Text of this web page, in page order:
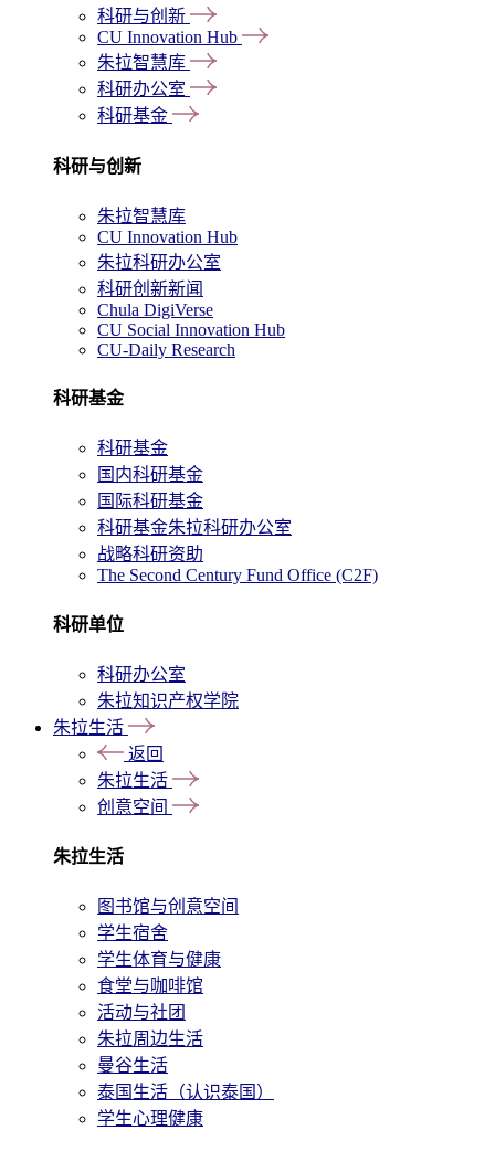
科研与创新
CU Innovation Hub
朱拉智慧库
科研办公室
科研基金
科研与创新
朱拉智慧库
CU Innovation Hub
朱拉科研办公室
科研创新新闻
Chula DigiVerse
CU Social Innovation Hub
CU-Daily Research
科研基金
科研基金
国内科研基金
国际科研基金
科研基金朱拉科研办公室
战略科研资助
The Second Century Fund Office (C2F)
科研单位
科研办公室
朱拉知识产权学院
朱拉生活
返回
朱拉生活
创意空间
朱拉生活
图书馆与创意空间
学生宿舍
学生体育与健康
食堂与咖啡馆
活动与社团
朱拉周边生活
曼谷生活
泰国生活（认识泰国）
学生心理健康